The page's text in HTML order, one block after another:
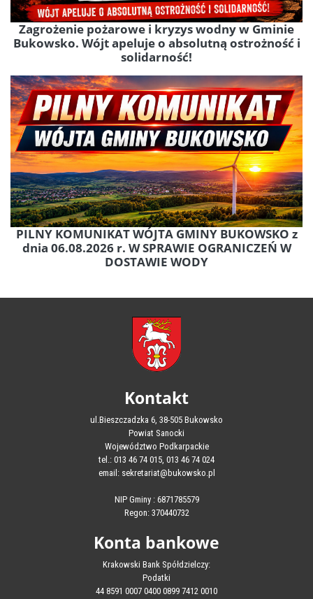
Zagrożenie pożarowe i kryzys wodny w Gminie
Bukowsko. Wójt apeluje o absolutną ostrożność i
solidarność!
PILNY KOMUNIKAT WÓJTA GMINY BUKOWSKO z
dnia 06.08.2026 r. W SPRAWIE OGRANICZEŃ W
DOSTAWIE WODY
Kontakt
ul.Bieszczadzka 6, 38-505 Bukowsko
Powiat Sanocki
Województwo Podkarpackie
tel.: 013 46 74 015, 013 46 74 024
email: sekretariat@bukowsko.pl
NIP Gminy : 6871785579
Regon: 370440732
Konta bankowe
Krakowski Bank Spółdzielczy:
Podatki
44 8591 0007 0400 0899 7412 0010